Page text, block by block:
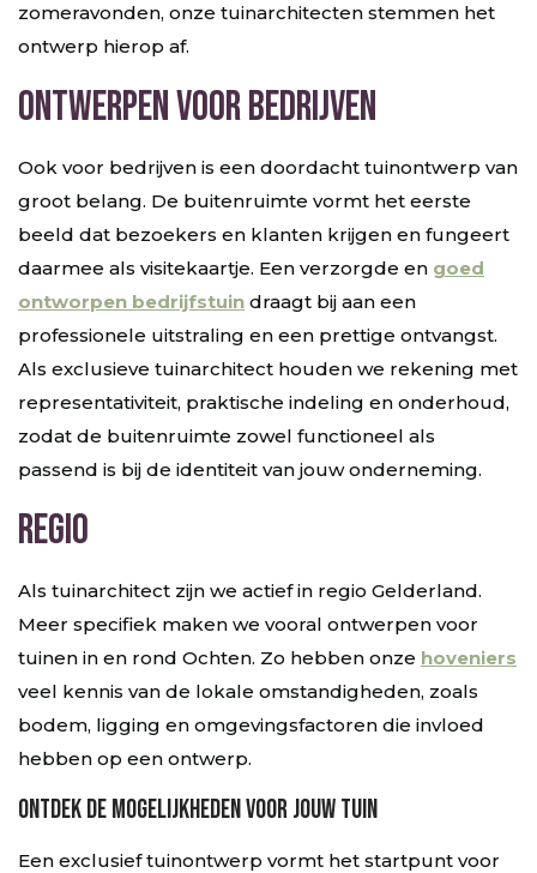
zomeravonden, onze tuinarchitecten stemmen het
ontwerp hierop af.
Ontwerpen voor bedrijven
Ook voor bedrijven is een doordacht tuinontwerp van
groot belang. De buitenruimte vormt het eerste
beeld dat bezoekers en klanten krijgen en fungeert
daarmee als visitekaartje. Een verzorgde en goed
ontworpen bedrijfstuin draagt bij aan een
professionele uitstraling en een prettige ontvangst.
Als exclusieve tuinarchitect houden we rekening met
representativiteit, praktische indeling en onderhoud,
zodat de buitenruimte zowel functioneel als
passend is bij de identiteit van jouw onderneming.
Regio
Als tuinarchitect zijn we actief in regio Gelderland.
Meer specifiek maken we vooral ontwerpen voor
tuinen in en rond Ochten. Zo hebben onze hoveniers
veel kennis van de lokale omstandigheden, zoals
bodem, ligging en omgevingsfactoren die invloed
hebben op een ontwerp.
Ontdek de mogelijkheden voor jouw tuin
Een exclusief tuinontwerp vormt het startpunt voor